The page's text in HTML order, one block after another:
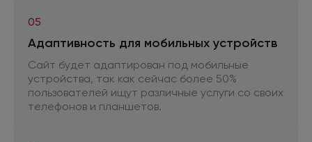
05
Адаптивность для мобильных устройств
Сайт будет адаптирован под мобильные
устройства, так как сейчас более 50%
пользователей ищут различные услуги со своих
телефонов и планшетов.